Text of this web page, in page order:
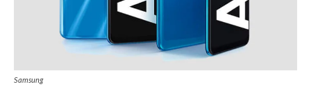
Samsung